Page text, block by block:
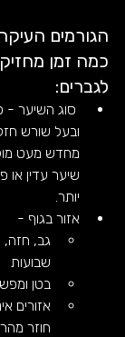
הגורמים
כמה זמן
לגברים:
סוג השיער -
ובעל שורש
מחדש מעט
שיער עדין או
יותר.
אזור בגוף -
שבועות
בטן ומפשעות:
אזורים
חוזר מהר